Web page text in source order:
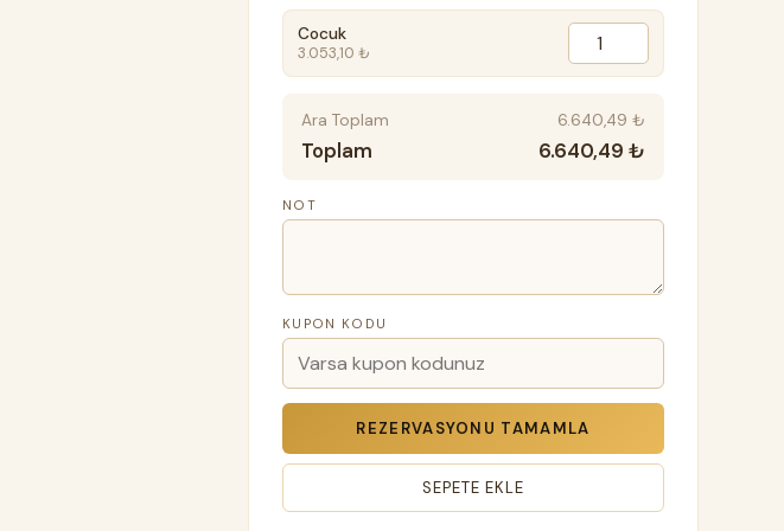
Cocuk
3.053,10 ₺
Ara Toplam 6.640,49 ₺
Toplam 6.640,49 ₺
NOT
KUPON KODU
REZERVASYONU TAMAMLA
SEPETE EKLE